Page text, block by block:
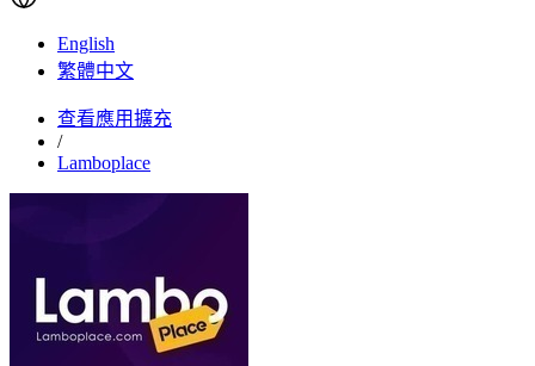
English
繁體中文
查看應用擴充
/
Lamboplace